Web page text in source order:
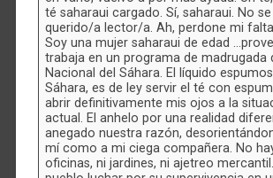
té saharaui cargado. Sí, saharaui. No
querido/a lector/a. Ah, perdone mi
Soy una mujer saharaui de edad
trabaja en un programa de madrugada
Nacional del Sáhara. El líquido
Sáhara, es de ley servir el té con
abrir definitivamente mis ojos a la
actual. El anhelo por una realidad
anegado nuestra razón,
mí como a mi ciega compañera. No
oficinas, ni jardines, ni ajetreo